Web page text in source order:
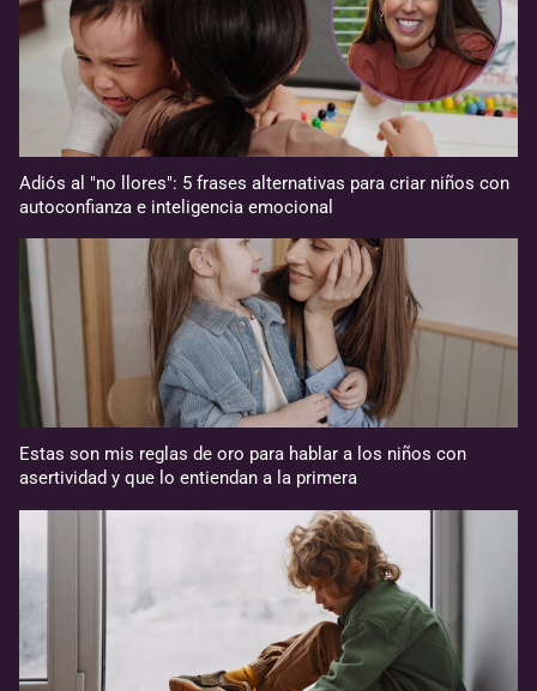
Adiós al "no llores": 5 frases alternativas para criar niños con
autoconfianza e inteligencia emocional
Estas son mis reglas de oro para hablar a los niños con
asertividad y que lo entiendan a la primera